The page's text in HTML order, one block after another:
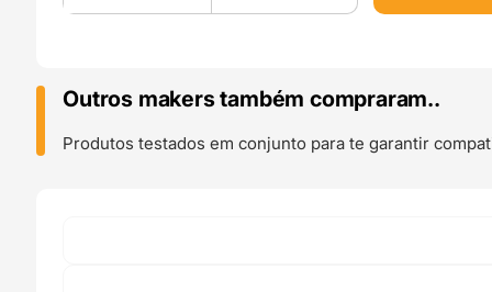
Tubo
tube
(MK3S+,
MMU2S)
Outros makers também compraram..
Produtos testados em conjunto para te garantir